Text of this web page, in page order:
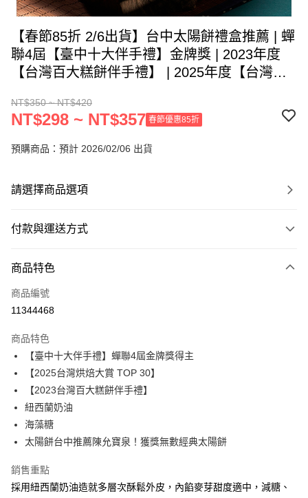
【春節85折 2/6出貨】台中太陽餅禮盒推薦 | 蟬
聯4屆【臺中十大伴手禮】金牌獎 | 2023年度
【台灣百大糕餅伴手禮】 | 2025年度【台灣烘
NT$350 ~ NT$420
NT$298 ~ NT$357 春節優惠85折
預購商品：預計 2026/02/06 出貨
請選擇商品選項
付款與運送方式
運送方式
商品特色
商品編號
11344468
商品特色
【臺中十大伴手禮】蟬聯4屆金牌獎得主
【2025台灣烘焙大賞 TOP 30】
【2023台灣百大糕餅伴手禮】
紐西蘭奶油
海藻糖
太陽餅台中推薦陳允寶泉！獲獎無數經典太陽餅
銷售重點
採用紐西蘭奶油造就多層次酥鬆外皮，內餡麥芽甜度適中，減糖、